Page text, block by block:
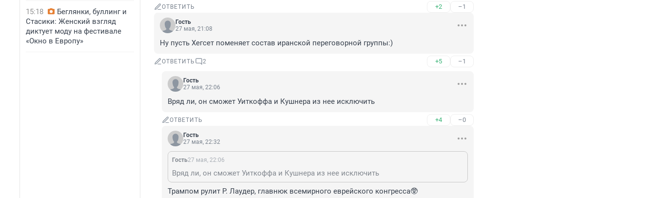
15:18
Беглянки, буллинг и
Стасики: Женский взгляд
диктует моду на фестивале
«Окно в Европу»
ОТВЕТИТЬ +2 –1
Гость
27 мая, 21:08
Ну пусть Хегсет поменяет состав иранской переговорной группы:)
ОТВЕТИТЬ 2 +5 –1
Гость
27 мая, 22:06
Вряд ли, он сможет Уиткоффа и Кушнера из нее исключить
ОТВЕТИТЬ +4 –0
Гость
27 мая, 22:32
Гость27 мая, 22:06
Вряд ли, он сможет Уиткоффа и Кушнера из нее исключить
Трампом рулит Р. Лаудер, главнюк всемирного еврейского конгресса🥸